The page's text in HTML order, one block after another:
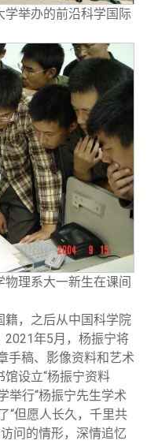
学举办的前沿科学国际
理系大一新生在课间
籍，之后从中国科学院
2021年5月，杨振宁将
手稿、影像资料和艺术
设立“杨振宁资料
举行“杨振宁先生学术
“但愿人长久，千里共
问的情形，深情追忆